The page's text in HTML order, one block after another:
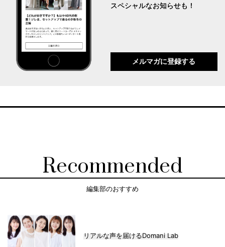
スペシャルなお知らせも！
メルマガに登録する
Recommended
編集部のおすすめ
リアルな声を届けるDomani Lab